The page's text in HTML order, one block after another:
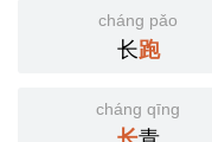
cháng pǎo
长跑
cháng qīng